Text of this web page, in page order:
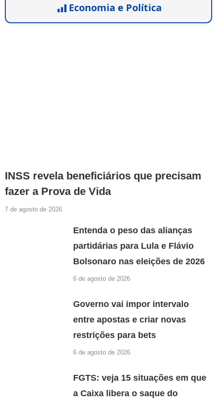
Economia e Política
INSS revela beneficiários que precisam
fazer a Prova de Vida
7 de agosto de 2026
Entenda o peso das alianças
partidárias para Lula e Flávio
Bolsonaro nas eleições de 2026
6 de agosto de 2026
Governo vai impor intervalo
entre apostas e criar novas
restrições para bets
6 de agosto de 2026
FGTS: veja 15 situações em que
a Caixa libera o saque do